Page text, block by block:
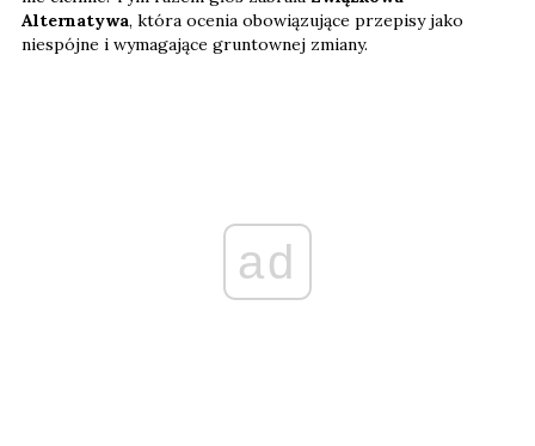
Alternatywa, która ocenia obowiązujące przepisy jako
niespójne i wymagające gruntownej zmiany.
ad